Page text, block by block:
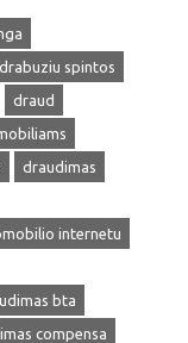
drabuziu spintos
draud
draudimas
internetu
bta
compensa